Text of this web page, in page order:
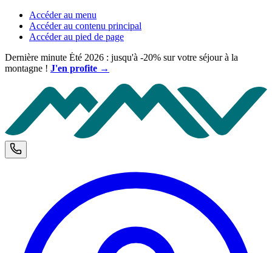
Accéder au menu
Accéder au contenu principal
Accéder au pied de page
Dernière minute Été 2026 : jusqu'à -20% sur votre séjour à la
montagne ! J'en profite →
Téléphone et horaires d'ouverture